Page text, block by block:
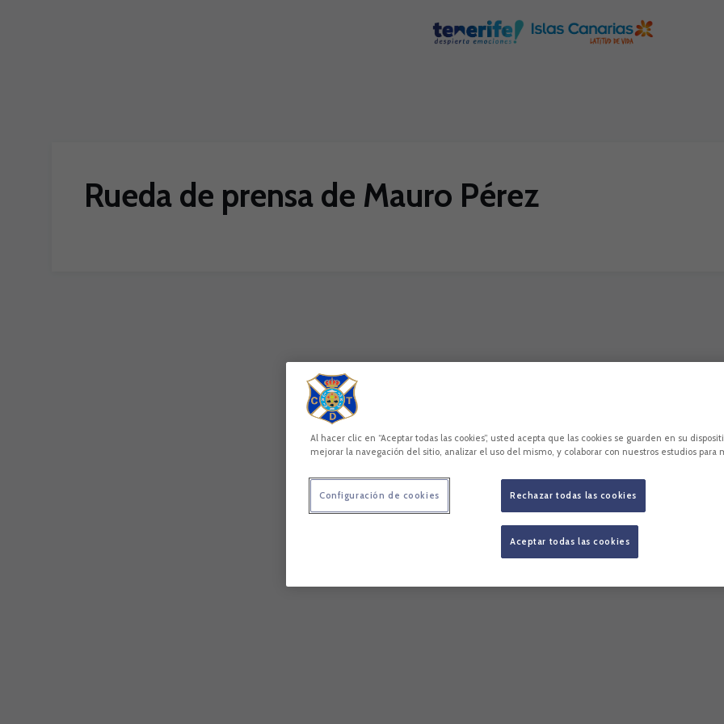
Rueda de prensa de Mauro Pérez
Al hacer clic en “Aceptar todas las cookies”, usted acepta que las cookies se guarden en su
mejorar la navegación del sitio, analizar el uso del mismo, y colaborar con nuestros estudios para
Rechazar todas las cookies
Aceptar todas las cookies
Configuración de cookies